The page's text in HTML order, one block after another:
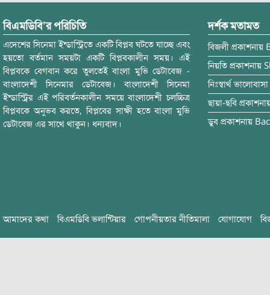
বিএমডিবি’র পরিচিতি
এদেশের সিনেমা ইন্ডাস্ট্রিতে একটি বিপ্লব ঘটতে যাচ্ছে এবং
হয়তো বর্তমান সময়টা একটি বিপ্লবকালীন সময়। এই
বিপ্লবকে বেগবান করে তুলতেই বাংলা মুভি ডেটাবেজ -
বাংলাদেশী সিনেমার ডেটাবেজ। বাংলাদেশী সিনেমা
ইন্ডাস্ট্রির এই পরিবর্তনকালীন সময়ে বাংলাদেশী চলচ্চিত্র
বিপ্লবকে অনুভব করতে, বিপ্লবের সাক্ষী হতে বাংলা মুভি
ডেটাবেজ এর সাথে থাকুন। ধন্যবাদ।
দর্শক মতামত
বিজলী প্রকাশনায়
নিয়তি প্রকাশনায়
নিঃস্বার্থ ভালোবাসা
ছায়া-ছবি
ডুব প্রকাশনায়
আমাদের কথা বিএমডিবি ভলান্টিয়ার গোপনীয়তার নীতিমালা যোগাযোগ